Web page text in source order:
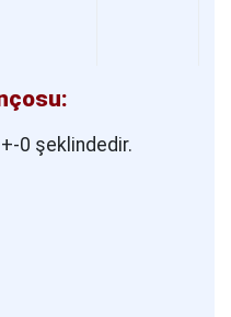
0 şeklindedir.